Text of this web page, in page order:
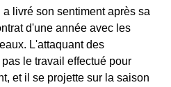
livré son sentiment après sa
d'une année avec les
L'attaquant des
le travail effectué pour
et il se projette sur la saison